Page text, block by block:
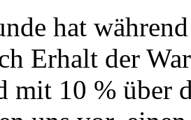
hat
Erhalt der
mit 10 % über